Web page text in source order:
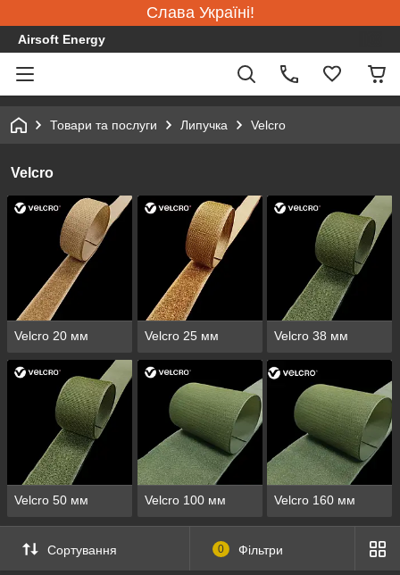
Слава Україні!
Airsoft Energy
Товари та послуги Липучка Velcro
Velcro
Velcro 20 мм Velcro 25 мм Velcro 38 мм
Velcro 50 мм Velcro 100 мм Velcro 160 мм
Сортування 0 Фільтри